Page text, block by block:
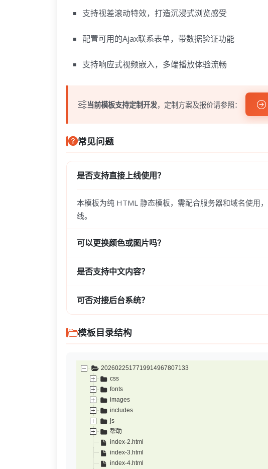
支持视差滚动特效，打造沉浸式浏览感受
配置可用的Ajax联系表单，带数据验证功能
支持响应式视频嵌入，多端播放体验流畅
当前模板支持定制开发，定制方案及报价请参照：
常见问题
是否支持直接上线使用？
本模板为纯 HTML 静态模板，需配合服务器和域名使用
线。
可以更换颜色或图片吗？
是否支持中文内容？
可否对接后台系统？
模板目录结构
2026022517719914967807133
css
fonts
images
includes
js
帮助
index-2.html
index-3.html
index-4.html